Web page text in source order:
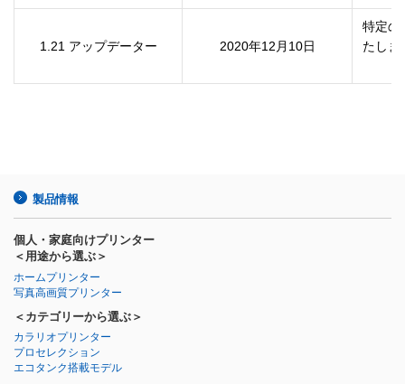
1.21 アップデーター 2020年12月10日
特定の
たしま
製品情報
個人・家庭向けプリンター
＜用途から選ぶ＞
ホームプリンター
写真高画質プリンター
＜カテゴリーから選ぶ＞
カラリオプリンター
プロセレクション
エコタンク搭載モデル